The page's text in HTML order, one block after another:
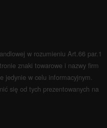
w rozumieniu Art.66 par.1
znaki towarowe i nazwy firm
jedynie w celu informacyjnym.
się od tych prezentowanych na